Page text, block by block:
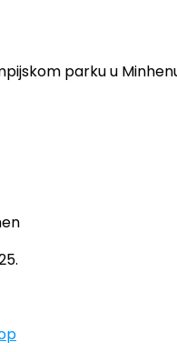
parku u